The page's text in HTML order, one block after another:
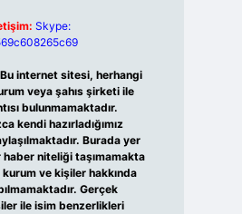
Skype:
Bu internet sitesi, herhangi
veya şahıs şirketi ile
bulunmamaktadır.
kendi hazırladığımız
Burada yer
niteliği taşımamakta
ve kişiler hakkında
Gerçek
ile isim benzerlikleri